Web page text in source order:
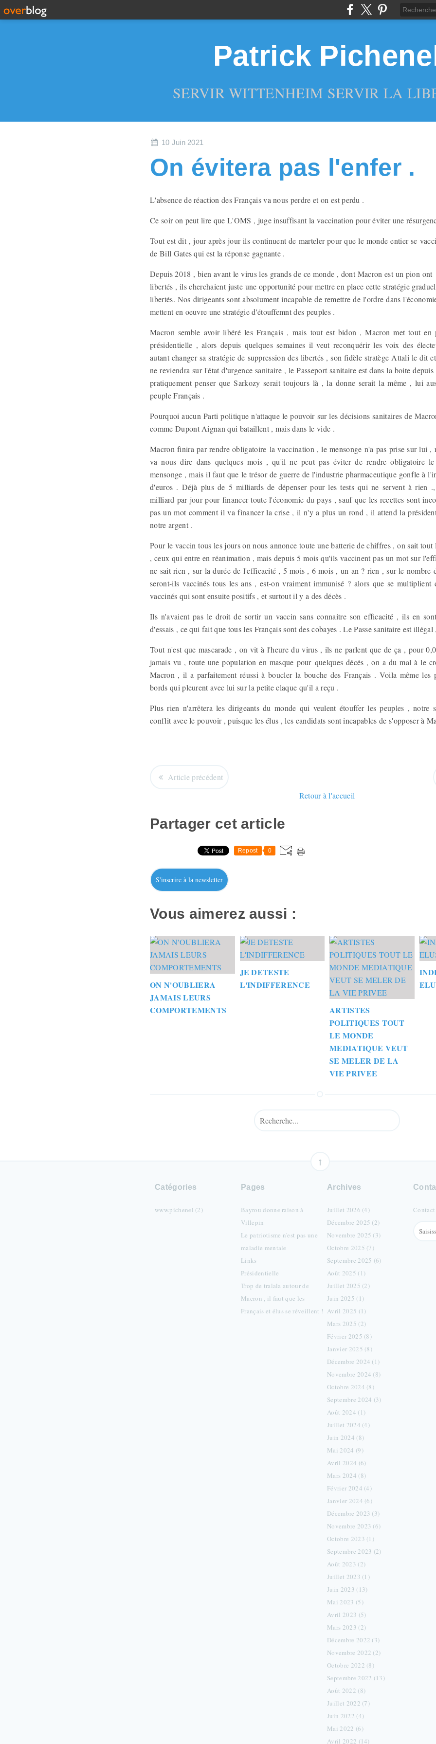
Patrick
SERVIR WITTENHEIM SERVIR LA
10 Juin 2021
On évitera pas l'enfer .
L'absence de réaction des Français va nous perdre et on est perdu .
Ce soir on peut lire que L'OMS , juge insuffisant la vaccination pour éviter une
Tout est dit , jour après jour ils continuent de marteler pour que le monde entier se
de Bill Gates qui est la réponse gagnante .
Depuis 2018 , bien avant le virus les grands de ce monde , dont Macron est un pion
libertés , ils cherchaient juste une opportunité pour mettre en place cette stratégie
libertés. Nos dirigeants sont absolument incapable de remettre de l'ordre dans
mettent en oeuvre une stratégie d'étouffemnt des peuples .
Macron semble avoir libéré les Français , mais tout est bidon , Macron met tout en
présidentielle , alors depuis quelques semaines il veut reconquérir les voix des
autant changer sa stratégie de suppression des libertés , son fidèle stratège Attali le dit
ne reviendra sur l'état d'urgence sanitaire , le Passeport sanitaire est dans la boite
pratiquement penser que Sarkozy serait toujours là , la donne serait la même , lui
peuple Français .
Pourquoi aucun Parti politique n'attaque le pouvoir sur les décisions sanitaires de
comme Dupont Aignan qui bataillent , mais dans le vide .
Macron finira par rendre obligatoire la vaccination , le mensonge n'a pas prise sur lui ,
va nous dire dans quelques mois , qu'il ne peut pas éviter de rendre obligatoire
mensonge , mais il faut que le trésor de guerre de l'industrie pharmaceutique gonfle à
d'euros . Déjà plus de 5 milliards de dépenser pour les tests qui ne servent à rien
milliard par jour pour financer toute l'économie du pays , sauf que les recettes sont
pas un mot comment il va financer la crise , il n'y a plus un rond , il attend la
notre argent .
Pour le vaccin tous les jours on nous annonce toute une batterie de chiffres , on sait tout
, ceux qui entre en réanimation , mais depuis 5 mois qu'ils vaccinent pas un mot sur
ne sait rien , sur la durée de l'efficacité , 5 mois , 6 mois , un an ? rien , sur le nombre
seront-ils vaccinés tous les ans , est-on vraiment immunisé ? alors que se multiplient
vaccinés qui sont ensuite positifs , et surtout il y a des décès .
Ils n'avaient pas le droit de sortir un vaccin sans connaitre son efficacité , ils en
d'essais , ce qui fait que tous les Français sont des cobayes . Le Passe sanitaire est
Tout n'est que mascarade , on vit à l'heure du virus , ils ne parlent que de ça , pour
jamais vu , toute une population en masque pour quelques décés , on a du mal à le
Macron , il a parfaitement réussi à boucler la bouche des Français . Voila même les
bords qui pleurent avec lui sur la petite claque qu'il a reçu .
Plus rien n'arrêtera les dirigeants du monde qui veulent étouffer les peuples , notre
conflit avec le pouvoir , puisque les élus , les candidats sont incapables de s'opposer à
Article précédent
Retour à l'accueil
Partager cet article
Repost 0
S'inscrire à la newsletter
Vous aimerez aussi :
ON N'OUBLIERA
JAMAIS LEURS
COMPORTEMENTS
JE DETESTE
L'INDIFFERENCE
ARTISTES
POLITIQUES TOUT
LE MONDE
MEDIATIQUE VEUT
SE MELER DE LA
VIE PRIVEE
Catégories
www.pichenel (2)
Pages
Bayrou donne raison à
Villepin
Le patriotisme n'est pas une
maladie mentale
Links
Présidentielle
Trop de tralala autour de
Macron , il faut que les
Français et élus se réveillent !
Archives
Juillet 2026 (4)
Décembre 2025 (2)
Novembre 2025 (3)
Octobre 2025 (7)
Septembre 2025 (6)
Août 2025 (1)
Juillet 2025 (2)
Juin 2025 (1)
Avril 2025 (1)
Mars 2025 (2)
Février 2025 (8)
Janvier 2025 (8)
Décembre 2024 (1)
Novembre 2024 (8)
Octobre 2024 (8)
Septembre 2024 (3)
Août 2024 (1)
Juillet 2024 (4)
Juin 2024 (8)
Mai 2024 (9)
Avril 2024 (6)
Mars 2024 (8)
Février 2024 (4)
Janvier 2024 (6)
Décembre 2023 (3)
Novembre 2023 (6)
Octobre 2023 (1)
Septembre 2023 (2)
Août 2023 (2)
Juillet 2023 (1)
Juin 2023 (13)
Mai 2023 (5)
Avril 2023 (5)
Mars 2023 (2)
Décembre 2022 (3)
Novembre 2022 (2)
Octobre 2022 (8)
Septembre 2022 (13)
Août 2022 (8)
Juillet 2022 (7)
Juin 2022 (4)
Mai 2022 (6)
Avril 2022 (14)
Contact